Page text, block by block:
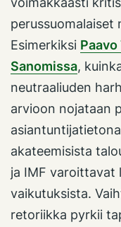
Esimerkiksi
Sanomissa,
neutraaliuden
arvioon nojataan
akateemisista
ja IMF varoittavat
vaikutuksista.
retoriikka pyrkii